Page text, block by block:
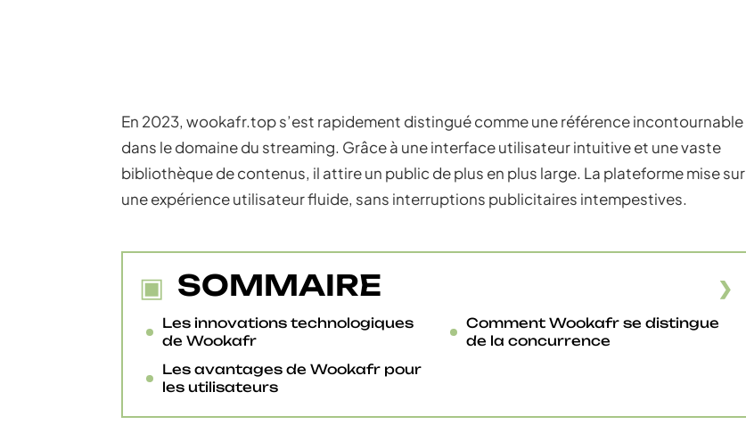
En 2023, wookafr.top s’est rapidement distingué comme une référence incontournable
dans le domaine du streaming. Grâce à une interface utilisateur intuitive et une vaste
bibliothèque de contenus, il attire un public de plus en plus large. La plateforme mise sur
une expérience utilisateur fluide, sans interruptions publicitaires intempestives.
SOMMAIRE
Les innovations technologiques
de Wookafr
Les avantages de Wookafr pour
les utilisateurs
Comment Wookafr se distingue
de la concurrence